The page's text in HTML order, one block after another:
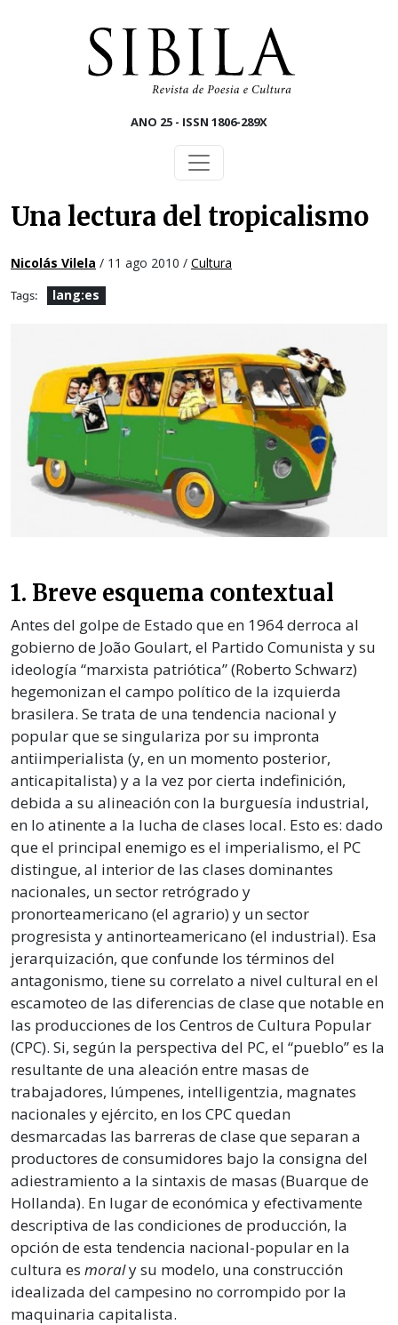
ANO 25 - ISSN 1806-289X
Una lectura del tropicalismo
Nicolás Vilela / 11 ago 2010 / Cultura
Tags: lang:es
1. Breve esquema contextual
Antes del golpe de Estado que en 1964 derroca al
gobierno de João Goulart, el Partido Comunista y su
ideología “marxista patriótica” (Roberto Schwarz)
hegemonizan el campo político de la izquierda
brasilera. Se trata de una tendencia nacional y
popular que se singulariza por su impronta
antiimperialista (y, en un momento posterior,
anticapitalista) y a la vez por cierta indefinición,
debida a su alineación con la burguesía industrial,
en lo atinente a la lucha de clases local. Esto es: dado
que el principal enemigo es el imperialismo, el PC
distingue, al interior de las clases dominantes
nacionales, un sector retrógrado y
pronorteamericano (el agrario) y un sector
progresista y antinorteamericano (el industrial). Esa
jerarquización, que confunde los términos del
antagonismo, tiene su correlato a nivel cultural en el
escamoteo de las diferencias de clase que notable en
las producciones de los Centros de Cultura Popular
(CPC). Si, según la perspectiva del PC, el “pueblo” es la
resultante de una aleación entre masas de
trabajadores, lúmpenes, intelligentzia, magnates
nacionales y ejército, en los CPC quedan
desmarcadas las barreras de clase que separan a
productores de consumidores bajo la consigna del
adiestramiento a la sintaxis de masas (Buarque de
Hollanda). En lugar de económica y efectivamente
descriptiva de las condiciones de producción, la
opción de esta tendencia nacional-popular en la
cultura es moraly su modelo, una construcción
idealizada del campesino no corrompido por la
maquinaria capitalista.